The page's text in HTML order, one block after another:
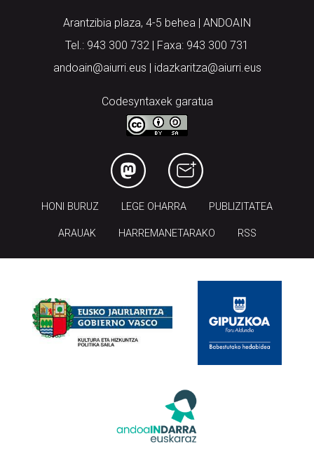
Arantzibia plaza, 4-5 behea | ANDOAIN
Tel.: 943 300 732 | Faxa: 943 300 731
andoain@aiurri.eus | idazkaritza@aiurri.eus
Codesyntaxek garatua
HONI BURUZ LEGE OHARRA PUBLIZITATEA
ARAUAK HARREMANETARAKO RSS